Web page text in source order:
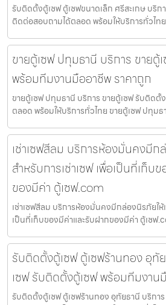
รับติดตั้งตู้เซฟ ตู้เซฟขนาดเล็ก ศรีสะเกษ บริ
ติดต่อสอบถามได้ตลอด พร้อมให้บริการทั่วไท
ขายตู้เซฟ ปทุมธานี บริการ ขายตู้
พร้อมทีมงานมืออาชีพ ราคาถูก
ขายตู้เซฟ ปทุมธานี บริการ ขายตู้เซฟ รับติด
ตลอด พร้อมให้บริการทั่วไทย ขายตู้เซฟ ปทุมธ
เช่าเซฟสีลม บริการห้องมั่นคงมีก
สำหรับการเช่าเซฟ เพื่อเป็นที่เก็บ
ของมีค่า ตู้เซฟ.com
เช่าเซฟสีลม บริการห้องมั่นคงมีกล่องนิรภัยให้
เป็นที่เก็บของมีค่าและรับฝากของมีค่า ตู้เซฟ
รับติดตั้งตู้เซฟ ตู้เซฟร้านทอง อุทั
เซฟ รับติดตั้งตู้เซฟ พร้อมทีมงาน
รับติดตั้งตู้เซฟ ตู้เซฟร้านทอง อุทัยธานี บริกา